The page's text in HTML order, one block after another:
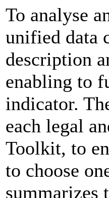
To analyse
unified data
description
enabling to
indicator.
each legal
Toolkit, to
to choose
summarizes